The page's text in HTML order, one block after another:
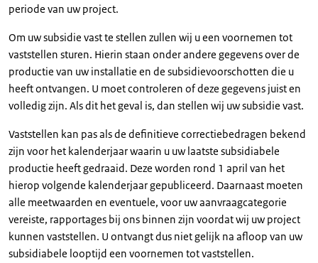
periode van uw project.
Om uw subsidie vast te stellen zullen wij u een voornemen tot
vaststellen sturen. Hierin staan onder andere gegevens over de
productie van uw installatie en de subsidievoorschotten die u
heeft ontvangen. U moet controleren of deze gegevens juist en
volledig zijn. Als dit het geval is, dan stellen wij uw subsidie vast.
Vaststellen kan pas als de definitieve correctiebedragen bekend
zijn voor het kalenderjaar waarin u uw laatste subsidiabele
productie heeft gedraaid. Deze worden rond 1 april van het
hierop volgende kalenderjaar gepubliceerd. Daarnaast moeten
alle meetwaarden en eventuele, voor uw aanvraagcategorie
vereiste, rapportages bij ons binnen zijn voordat wij uw project
kunnen vaststellen. U ontvangt dus niet gelijk na afloop van uw
subsidiabele looptijd een voornemen tot vaststellen.